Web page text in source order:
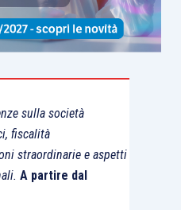
sulla società
fiscalità
straordinarie e aspetti
A partire dal